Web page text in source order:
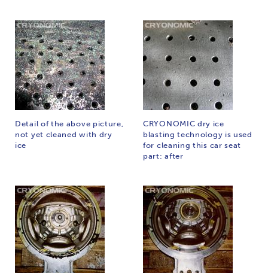
Detail of the above picture,
not yet cleaned with dry
ice
CRYONOMIC dry ice
blasting technology is used
for cleaning this car seat
part: after